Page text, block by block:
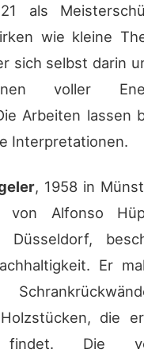
als
wie kleine
sich selbst darin
voller
Arbeiten lassen
Interpretationen.
, 1958 in
von Alfonso
Düsseldorf,
Er
die
findet. Die